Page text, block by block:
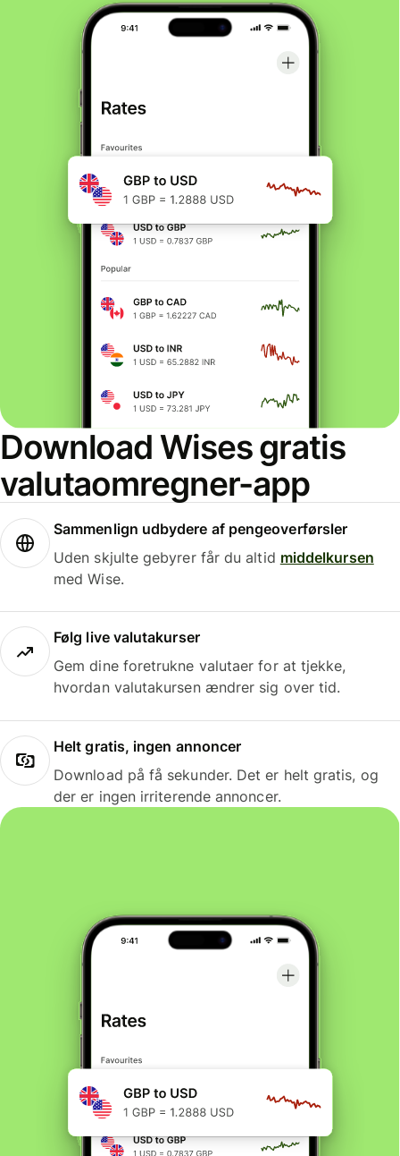
Download Wises gratis
valutaomregner-app
Sammenlign udbydere af pengeoverførsler
Uden skjulte gebyrer får du altid middelkursen
med Wise.
Følg live valutakurser
Gem dine foretrukne valutaer for at tjekke,
hvordan valutakursen ændrer sig over tid.
Helt gratis, ingen annoncer
Download på få sekunder. Det er helt gratis, og
der er ingen irriterende annoncer.